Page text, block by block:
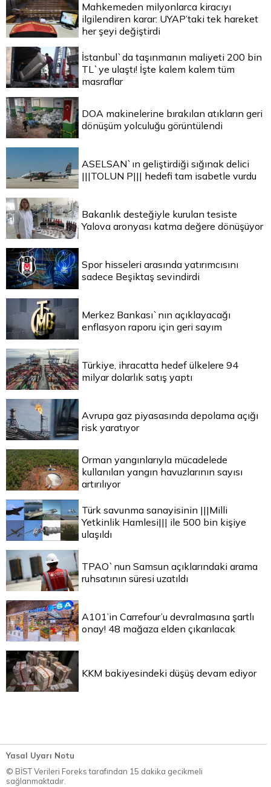
Mahkemeden milyonlarca kiracıyı
ilgilendiren karar: UYAP’taki tek hareket
her şeyi değiştirdi
İstanbul`da taşınmanın maliyeti 200 bin
TL`ye ulaştı! İşte kalem kalem tüm
masraflar
DOA makinelerine bırakılan atıkların geri
dönüşüm yolculuğu görüntülendi
ASELSAN`ın geliştirdiği sığınak delici
|||TOLUN P||| hedefi tam isabetle vurdu
Bakanlık desteğiyle kurulan tesiste
Yalova aronyası katma değere dönüşüyor
Spor hisseleri arasında yatırımcısını
sadece Beşiktaş sevindirdi
Merkez Bankası`nın açıklayacağı
enflasyon raporu için geri sayım
Türkiye, ihracatta hedef ülkelere 94
milyar dolarlık satış yaptı
Avrupa gaz piyasasında depolama açığı
risk yaratıyor
Orman yangınlarıyla mücadelede
kullanılan yangın havuzlarının sayısı
artırılıyor
Türk savunma sanayisinin |||Milli
Yetkinlik Hamlesi||| ile 500 bin kişiye
ulaşıldı
TPAO`nun Samsun açıklarındaki arama
ruhsatının süresi uzatıldı
A101’in Carrefour’u devralmasına şartlı
onay! 48 mağaza elden çıkarılacak
KKM bakiyesindeki düşüş devam ediyor
Yasal Uyarı Notu
© BİST Verileri Foreks tarafından 15 dakika gecikmeli
sağlanmaktadır.